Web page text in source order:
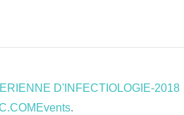
D'INFECTIOLOGIE-2018
.